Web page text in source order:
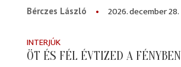
Bérczes László
2026. december 28.
INTERJÚK
ÖT ÉS FÉL ÉVTIZED A FÉNYBEN